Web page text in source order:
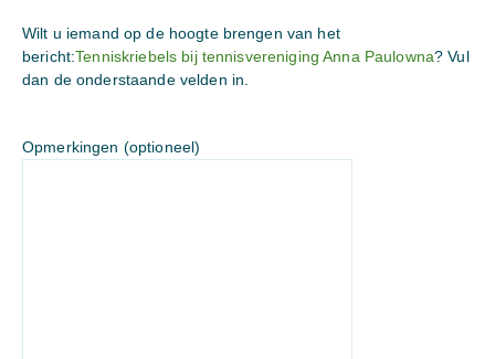
Wilt u iemand op de hoogte brengen van het
bericht:Tenniskriebels bij tennisvereniging Anna Paulowna? Vul
dan de onderstaande velden in.
Opmerkingen (optioneel)